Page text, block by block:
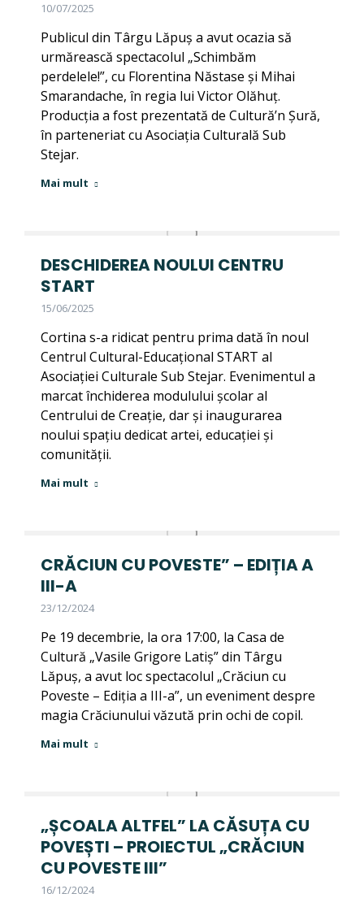
10/07/2025
Publicul din Târgu Lăpuș a avut ocazia să
urmărească spectacolul „Schimbăm
perdelele!”, cu Florentina Năstase și Mihai
Smarandache, în regia lui Victor Olăhuț.
Producția a fost prezentată de Cultură’n Șură,
în parteneriat cu Asociația Culturală Sub
Stejar.
Mai mult
DESCHIDEREA NOULUI CENTRU
START
15/06/2025
Cortina s-a ridicat pentru prima dată în noul
Centrul Cultural-Educațional START al
Asociației Culturale Sub Stejar. Evenimentul a
marcat închiderea modulului școlar al
Centrului de Creație, dar și inaugurarea
noului spațiu dedicat artei, educației și
comunității.
Mai mult
CRĂCIUN CU POVESTE” – EDIȚIA A
III-A
23/12/2024
Pe 19 decembrie, la ora 17:00, la Casa de
Cultură „Vasile Grigore Latiș” din Târgu
Lăpuș, a avut loc spectacolul „Crăciun cu
Poveste – Ediția a III-a”, un eveniment despre
magia Crăciunului văzută prin ochi de copil.
Mai mult
„ȘCOALA ALTFEL” LA CĂSUȚA CU
POVEȘTI – PROIECTUL „CRĂCIUN
CU POVESTE III”
16/12/2024